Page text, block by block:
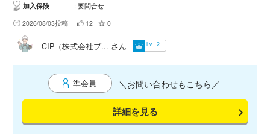
60代の幅広い年代が活躍中です。 身体がキツイ、建設土木工事
業者・警備員・異業種からの転職者も多数！ 早い日も、定額保
障の￥１８，５００円が１日の給料（税込・交通費込み）で
す。 ※日払いではありません。月払いです！！ ※ひたちなか市周
お住まいの場所から通える範囲を相談させていた
だき、 できるだけ範囲内で通える現場をご案内
いたします。 (例)
加入保険
要問合せ
2026/08/03投稿 12 0
準会員 ＼お問い合わせもこちら／
詳細を見る
CIP（株式会社ブ... さん Lv 2